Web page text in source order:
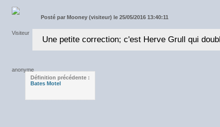
Posté par Mooney (visiteur) le 25/05/2016 13:40:11
Une petite correction; c'est Herve Grull qui
Définition précédente :
Bates Motel